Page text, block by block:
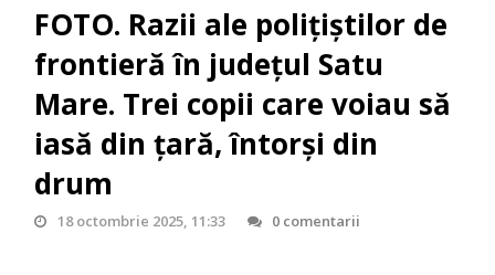
FOTO. Razii ale polițiștilor de
frontieră în județul Satu
Mare. Trei copii care voiau să
iasă din țară, întorși din
drum
18 octombrie 2025, 11:33 0 comentarii